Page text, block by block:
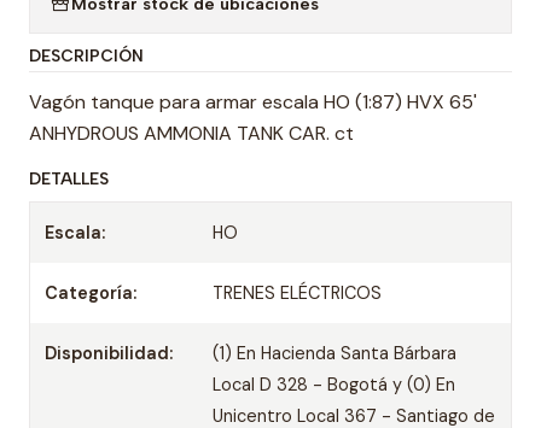
DESCRIPCIÓN
Vagón tanque para armar escala HO (1:87) HVX 65'
ANHYDROUS AMMONIA TANK CAR. ct
DETALLES
Escala: HO
Categoría: TRENES ELÉCTRICOS
Disponibilidad:
(1) En Hacienda Santa Bárbara
Local D 328 - Bogotá y (0) En
Unicentro Local 367 - Santiago de